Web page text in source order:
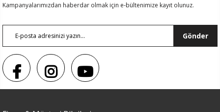
Renk
Kampanyalarımızdan haberdar olmak için e-bültenimize kayıt olunuz.
Gönder